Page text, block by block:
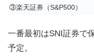
③楽天証券（S&P500）
一番最初はSNI証券で
予定。